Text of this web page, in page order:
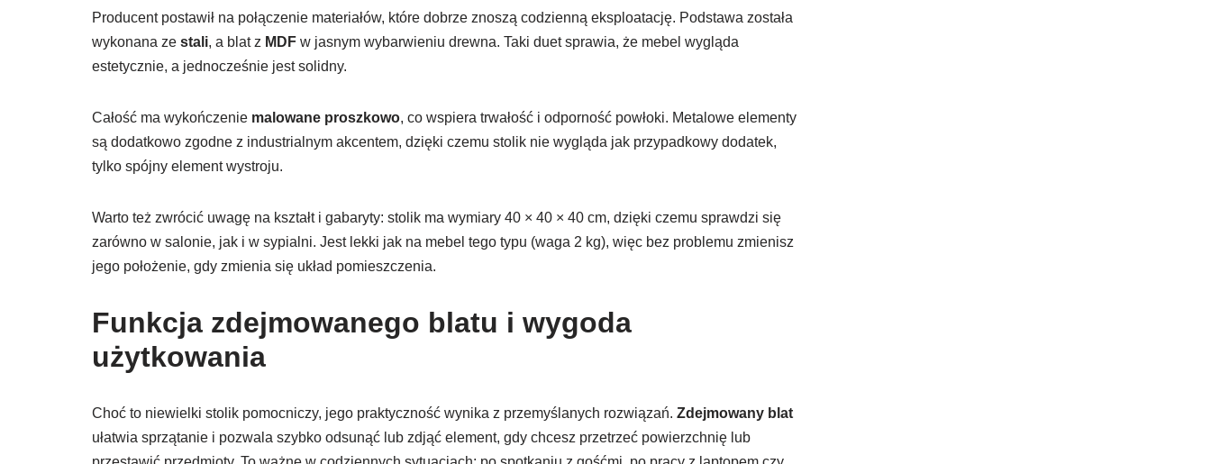
Producent postawił na połączenie materiałów, które dobrze znoszą codzienną eksploatację. Podstawa została
wykonana ze stali, a blat z MDF w jasnym wybarwieniu drewna. Taki duet sprawia, że mebel wygląda
estetycznie, a jednocześnie jest solidny.
Całość ma wykończenie malowane proszkowo, co wspiera trwałość i odporność powłoki. Metalowe elementy
są dodatkowo zgodne z industrialnym akcentem, dzięki czemu stolik nie wygląda jak przypadkowy dodatek,
tylko spójny element wystroju.
Warto też zwrócić uwagę na kształt i gabaryty: stolik ma wymiary 40 × 40 × 40 cm, dzięki czemu sprawdzi się
zarówno w salonie, jak i w sypialni. Jest lekki jak na mebel tego typu (waga 2 kg), więc bez problemu zmienisz
jego położenie, gdy zmienia się układ pomieszczenia.
Funkcja zdejmowanego blatu i wygoda
użytkowania
Choć to niewielki stolik pomocniczy, jego praktyczność wynika z przemyślanych rozwiązań. Zdejmowany blat
ułatwia sprzątanie i pozwala szybko odsunąć lub zdjąć element, gdy chcesz przetrzeć powierzchnię lub